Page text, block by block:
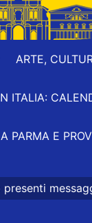
ARTE,
ITALIA:
PARMA E
e